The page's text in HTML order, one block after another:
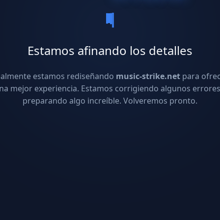
Estamos afinando los detalles
estamos rediseñando music-strike.net para
mejor experiencia. Estamos corrigiendo algunos
preparando algo increíble. Volveremos pronto.